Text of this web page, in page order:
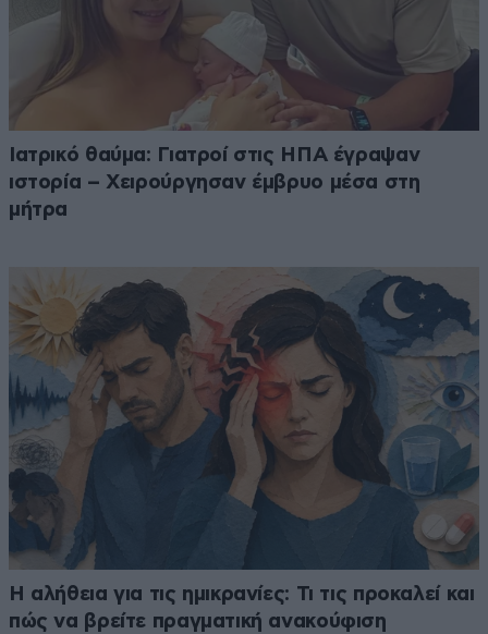
Ιατρικό θαύμα: Γιατροί στις ΗΠΑ έγραψαν
ιστορία – Χειρούργησαν έμβρυο μέσα στη
μήτρα
Η αλήθεια για τις ημικρανίες: Τι τις προκαλεί και
πώς να βρείτε πραγματική ανακούφιση